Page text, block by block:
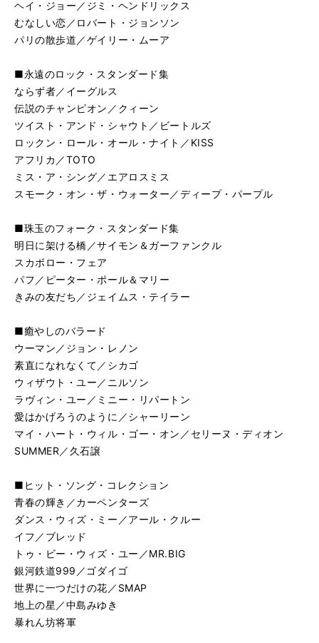
す
る
再
生
す
素直になれなくて／シカゴ
再
す
る
ウィザウト・ユー／ニルソン
再
生
す
ラヴィン・ユー／ミニー・リパートン
再
す
る
愛はかげろうのように／シャーリーン
再
生
す
る
マイ・ハート・ウィル・ゴー・オン／セリーヌ・ディオン
再
生
す
SUMMER／久石譲
再
す
青春の輝き／カーペンターズ
再
す
る
再
生
す
る
イフ／ブレッド
再
生
る
トゥ・ビー・ウィズ・ユー／MR.BIG
生
す
る
生
す
る
世界に一つだけの花／SMAP
再
生
す
る
地上の星／中島みゆき
再
生
す
る
暴れん坊将軍
再
生
いとしのレイラ／デレク・アンド・ドミノス [スペシャル
す
る
天国への階段／レッド・ツェッペリン [スペシャル・トラ
ヘイ・ジョー／ジミ・ヘンドリックス
むなしい恋／ロバート・ジョンソン
パリの散歩道／ゲイリー・ムーア
■永遠のロック・スタンダード集
ならず者／イーグルス
伝説のチャンピオン／クィーン
ツイスト・アンド・シャウト／ビートルズ
ロックン・ロール・オール・ナイト／KISS
アフリカ／TOTO
ミス・ア・シング／エアロスミス
スモーク・オン・ザ・ウォーター／ディープ・パープル
■珠玉のフォーク・スタンダード集
明日に架ける橋／サイモン＆ガーファンクル
スカボロー・フェア
パフ／ピーター・ポール＆マリー
きみの友だち／ジェイムス・テイラー
■癒やしのバラード
ウーマン／ジョン・レノン
素直になれなくて／シカゴ
ウィザウト・ユー／ニルソン
ラヴィン・ユー／ミニー・リパートン
愛はかげろうのように／シャーリーン
マイ・ハート・ウィル・ゴー・オン／セリーヌ・ディオン
SUMMER／久石譲
■ヒット・ソング・コレクション
青春の輝き／カーペンターズ
ダンス・ウィズ・ミー／アール・クルー
イフ／ブレッド
トゥ・ビー・ウィズ・ユー／MR.BIG
銀河鉄道999／ゴダイゴ
世界に一つだけの花／SMAP
地上の星／中島みゆき
暴れん坊将軍